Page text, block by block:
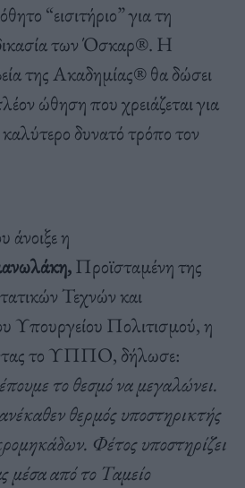
“εισιτήριο” για τη
των Όσκαρ®. Η
της Ακαδημίας® θα δώσει
ώθηση που χρειάζεται για
καλύτερο δυνατό τρόπο τον
άνοιξε η
Προϊσταμένη της
Τεχνών και
Υπουργείου Πολιτισμού, η
το ΥΠΠΟ, δήλωσε:
το θεσμό να μεγαλώνει.
θερμός υποστηρικτής
Φέτος υποστηρίζει
μέσα από το Ταμείο